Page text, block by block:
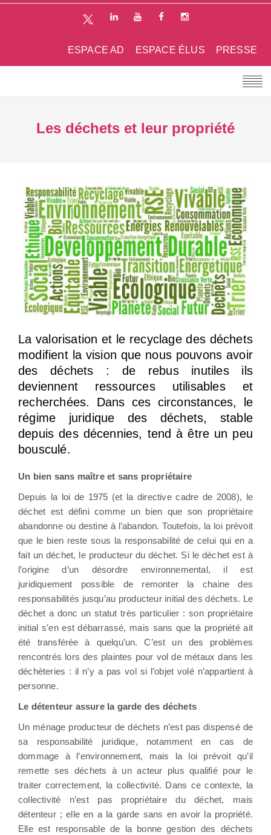
PRESSE
ESPACE ÉLUS
ESPACE AD
Les déchets et leur propriété
La valorisation et le recyclage des déchets
modifient la vision que nous pouvons avoir
des déchets : de rebus inutiles ils
deviennent ressources utilisables et
recherchées. Dans ces circonstances, le
régime juridique des déchets, stable
depuis des décennies, tend à être un peu
bousculé.
Un bien sans maître et sans propriétaire
Depuis la loi de 1975 (et la directive cadre de 2008), le
déchet est défini comme un bien que son propriétaire
abandonne ou destine à l’abandon. Toutefois, la loi prévoit
que le bien reste sous la responsabilité de celui qui en a
fait un déchet, le producteur du déchet. Si le déchet est à
l’origine d’un désordre environnemental, il est
juridiquement possible de remonter la chaine des
responsabilités jusqu’au producteur initial des déchets. Le
déchet a donc un statut très particulier : son propriétaire
initial s’en est débarrassé, mais sans que la propriété ait
été transférée à quelqu’un. C’est un des problèmes
rencontrés lors des plaintes pour vol de métaux dans les
déchèteries : il n’y a pas vol si l’objet volé n’appartient à
personne.
Le détenteur assure la garde des déchets
Un ménage producteur de déchets n’est pas dispensé de
sa responsabilité juridique, notamment en cas de
dommage à l’environnement, mais la loi prévoit qu’il
remette ses déchets à un acteur plus qualifié pour le
traiter correctement, la collectivité. Dans ce contexte, la
collectivité n’est pas propriétaire du déchet, mais
détenteur ; elle en a la garde sans en avoir la propriété.
Elle est responsable de la bonne gestion des déchets